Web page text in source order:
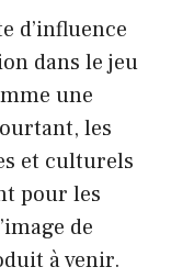
d’influence
dans le jeu
une
les
et culturels
pour les
de
à venir.